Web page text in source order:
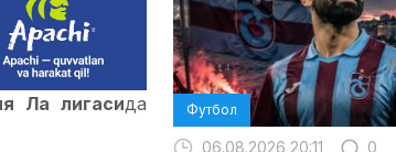
Ла лигасида
Футбол
06.08.2026 20:11 0